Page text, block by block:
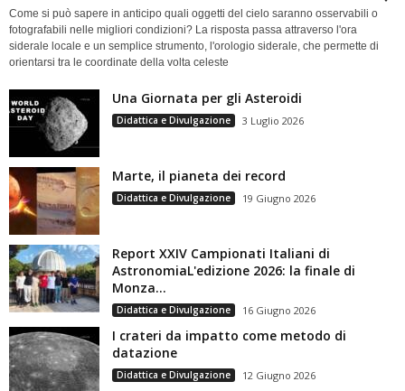
Come si può sapere in anticipo quali oggetti del cielo saranno osservabili o
fotografabili nelle migliori condizioni? La risposta passa attraverso l'ora
siderale locale e un semplice strumento, l'orologio siderale, che permette di
orientarsi tra le coordinate della volta celeste
Una Giornata per gli Asteroidi
Didattica e Divulgazione 3 Luglio 2026
Marte, il pianeta dei record
Didattica e Divulgazione 19 Giugno 2026
Report XXIV Campionati Italiani di
AstronomiaL'edizione 2026: la finale di
Monza...
Didattica e Divulgazione 16 Giugno 2026
I crateri da impatto come metodo di
datazione
Didattica e Divulgazione 12 Giugno 2026